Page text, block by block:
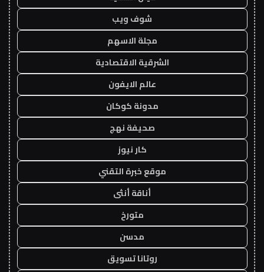
شوف ويب
مجلة الاسهم
الشرقية الاقتصادية
عالم الايفون
مدونة كوكان
صحيفة نهج
كار نيوز
موقع خبرة التقني
أناقة أنثى
متورخ
مدسن
روتانا تسويق